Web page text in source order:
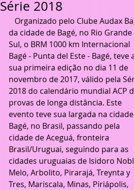
Série 2018
da cidade de Bagé, no Rio
Sul, o BRM 1000 km Internacional
Bagé - Punta del Este - Bagé, teve
sua primeira edição no dia 11 de
novembro de 2017, válido pela
2018 do calendário mundial ACP
provas de longa distância. Este
evento teve sua largada na
Bagé, no Brasil, passando pela
cidade de Aceguá, fronteira
Brasil/Uruguai, seguindo para as
cidades uruguaias de Isidoro
Melo, Arbolito, Pirarajá, Treynta y
Tres, Mariscala, Minas, Piriápolis,